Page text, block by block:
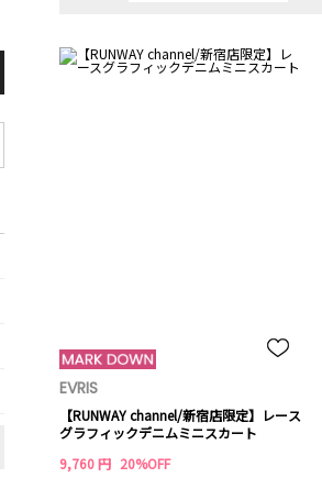
EVRIS
【RUNWAY channel/新宿店限定】レース
グラフィックデニムミニスカート
9,760 円 20%OFF